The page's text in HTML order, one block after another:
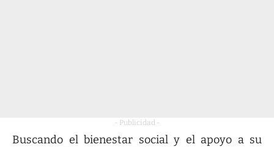
- Publicidad -
Buscando el bienestar social y el apoyo a su